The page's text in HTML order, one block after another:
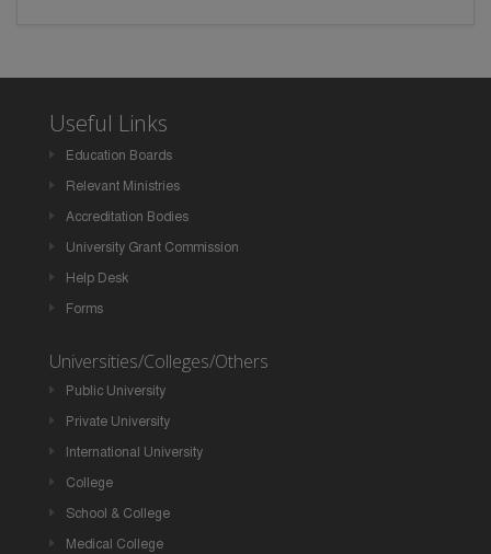
Useful Links
Education Boards
Relevant Ministries
Accreditation Bodies
University Grant Commission
Help Desk
Forms
Universities/Colleges/Others
Public University
Private University
International University
College
School & College
Medical College